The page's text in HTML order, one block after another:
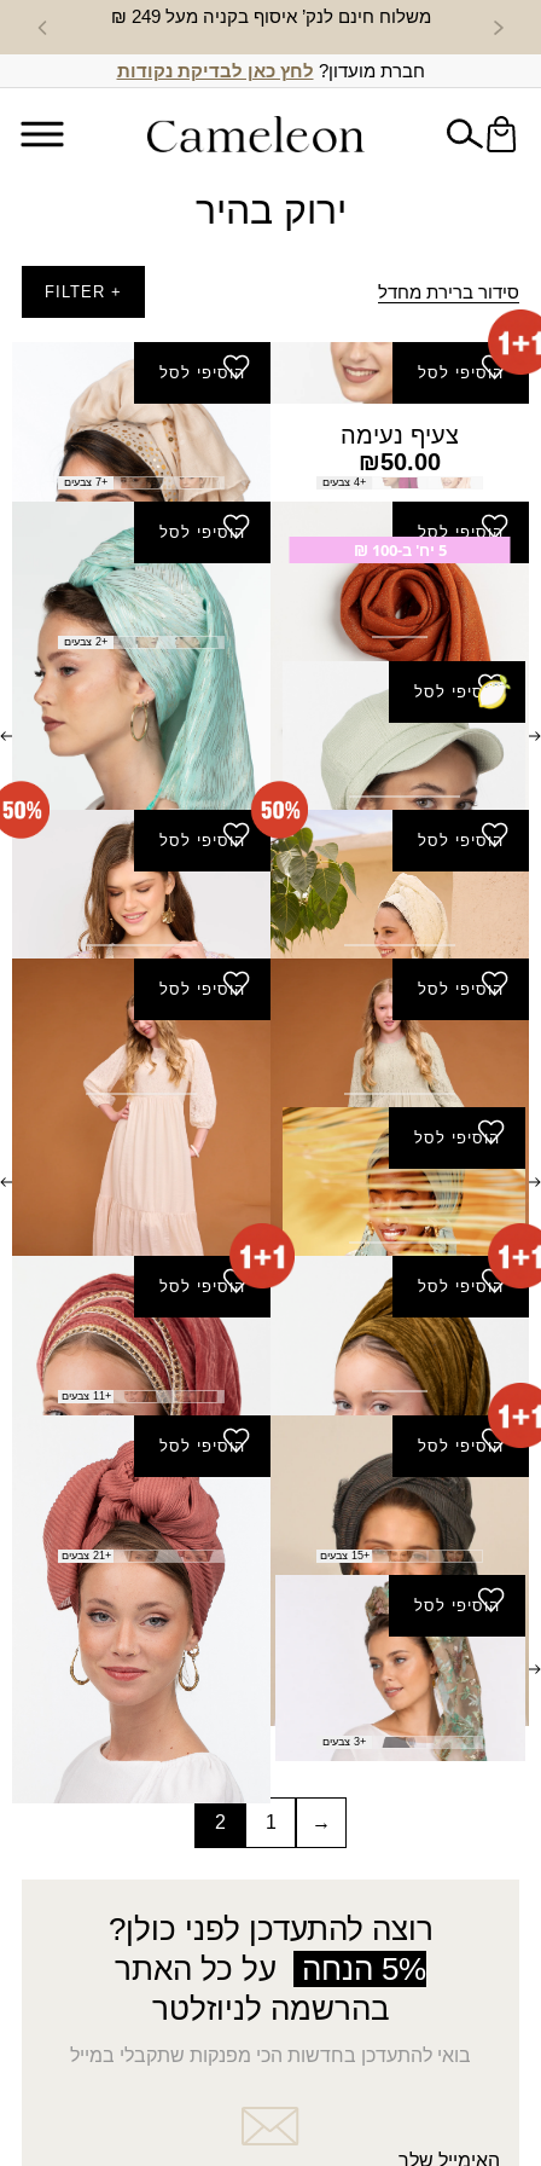
משלוח חינם לנק’ איסוף בקניה מעל 249 ₪ חדש
חברת מועדון? לחץ כאן לבדיקת נקודות
ירוק בהיר
סידור ברירת מחדל + FILTER
הוסיפי לסל
צעיף נעימה
₪50.00
+4 צבעים
הוסיפי לסל
צעיף עננה
₪50.00
+7 צבעים
5 יח' ב-100 ₪
הוסיפי לסל
צעיף רעיה
₪25.00
הוסיפי לסל
צעיף שבח
₪50.00
+2 צבעים
הוסיפי לסל
קסקט סביון - ירוק-בהיר
₪45.00
הוסיפי לסל
שמלת הזורע - ירוק-בהיר
₪250.00₪ 125.00
הוסיפי לסל
שמלת הזורע - ורוד
250.00₪125.00
הוסיפי לסל
שמלת נעמי - ירוק-בהיר
₪300.00
הוסיפי לסל
שמלת נעמי - שמנת
₪300.00
הוסיפי לסל
שמלת פאר - ירוק-בהיר
₪240.00
הוסיפי לסל
צעיף אלונים
₪ 91.00
הוסיפי לסל
צעיף ליגד
160.00
+11 צבעים
הוסיפי לסל
צעיף סלי
₪60.00
+15 צבעים
הוסיפי לסל
צעיף פליסה חדש
₪20.00
+21 צבעים
הוסיפי לסל
סימפוניה בסיס פתוח
ש.ארוך
₪45.00
+3 צבעים
→
1
2
רוצה להתעדכן לפני כולן?
5% הנחה
על כל האתר
בהרשמה לניוזלטר
בואי להתעדכן בחדשות הכי מפנקות שתקבלי במייל
האימייל שלך